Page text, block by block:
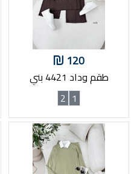
120
طقم وداد 4421 بني
1
2